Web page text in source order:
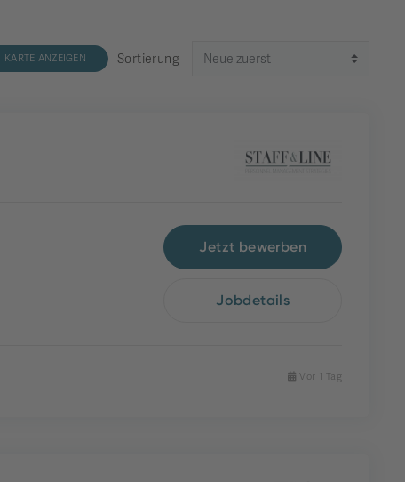
KARTE ANZEIGEN Sortierung
Jetzt bewerben
Jobdetails
Vor 1 Tag